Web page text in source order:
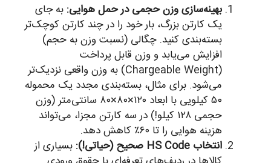
بهینه‌سازی وزن حجمی در حمل هوایی:به جای
یک کارتن بزرگ، بار خود را در چند کارتن کوچک‌تر
بسته‌بندی کنید. چگالی (نسبت وزن به حجم)
افزایش می‌یابد و وزن قابل پرداخت
(Chargeable Weight) به وزن واقعی نزدیک‌تر
می‌شود. برای مثال، بسته‌بندی مجدد یک محموله
۵۰ کیلویی با ابعاد ۱۲۰×۸۰×۸۰ سانتی‌متر (وزن
حجمی ۱۲۸ کیلو!) در سه کارتن مجزا، می‌تواند
هزینه هوایی را تا ۶۰٪ کاهش دهد.
انتخاب HS Code صحیح (حیاتی!):
بسیاری از